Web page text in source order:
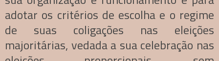
adotar os critérios de escolha e o regime
de suas coligações nas eleições
majoritárias, vedada a sua celebração nas